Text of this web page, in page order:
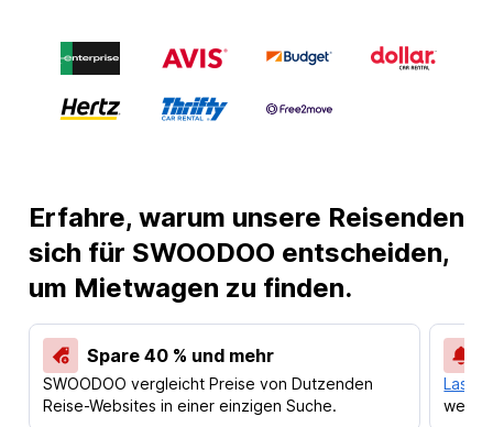
Erfahre, warum unsere Reisenden
sich für SWOODOO entscheiden,
um Mietwagen zu finden.
Spare 40 % und mehr
SWOODOO vergleicht Preise von Dutzenden
Reise-Websites in einer einzigen Suche.
Lass